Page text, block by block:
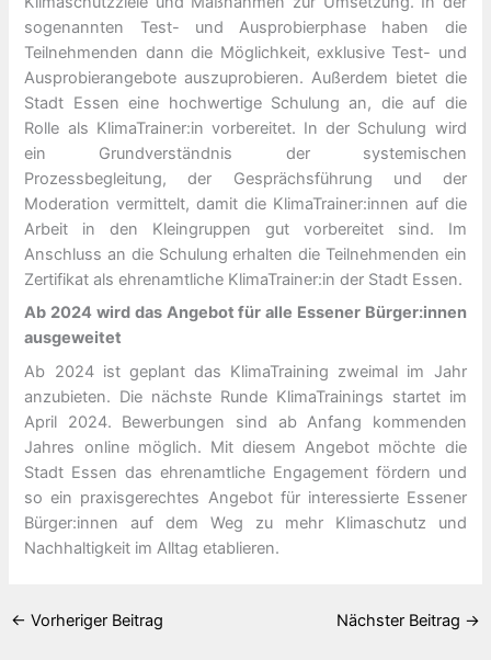
sogenannten Test- und Ausprobierphase haben die
Teilnehmenden dann die Möglichkeit, exklusive Test- und
Ausprobierangebote auszuprobieren. Außerdem bietet die
Stadt Essen eine hochwertige Schulung an, die auf die
Rolle als KlimaTrainer:in vorbereitet. In der Schulung wird
ein Grundverständnis der systemischen
Prozessbegleitung, der Gesprächsführung und der
Moderation vermittelt, damit die KlimaTrainer:innen auf die
Arbeit in den Kleingruppen gut vorbereitet sind. Im
Anschluss an die Schulung erhalten die Teilnehmenden ein
Zertifikat als ehrenamtliche KlimaTrainer:in der Stadt Essen.
Ab 2024 wird das Angebot für alle Essener Bürger:innen
ausgeweitet
Ab 2024 ist geplant das KlimaTraining zweimal im Jahr
anzubieten. Die nächste Runde KlimaTrainings startet im
April 2024. Bewerbungen sind ab Anfang kommenden
Jahres online möglich. Mit diesem Angebot möchte die
Stadt Essen das ehrenamtliche Engagement fördern und
so ein praxisgerechtes Angebot für interessierte Essener
Bürger:innen auf dem Weg zu mehr Klimaschutz und
Nachhaltigkeit im Alltag etablieren.
← Vorheriger Beitrag Nächster Beitrag →